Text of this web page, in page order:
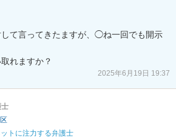
て言ってきたますが、◯ね一回でも開示
れますか？
2025年6月19日 19:37
トに注力する弁護士